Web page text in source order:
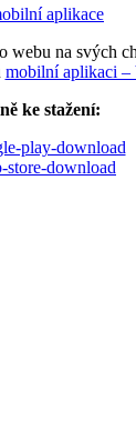
webu na svých
mobilní aplikaci
ke stažení: